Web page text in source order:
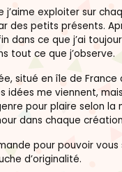
exploiter sur
des petits présents.
dans ce que j’ai
tout ce que j’observe.
situé en île de France
idées me viennent,
pour plaire selon la
dans chaque
pour pouvoir
d’originalité.